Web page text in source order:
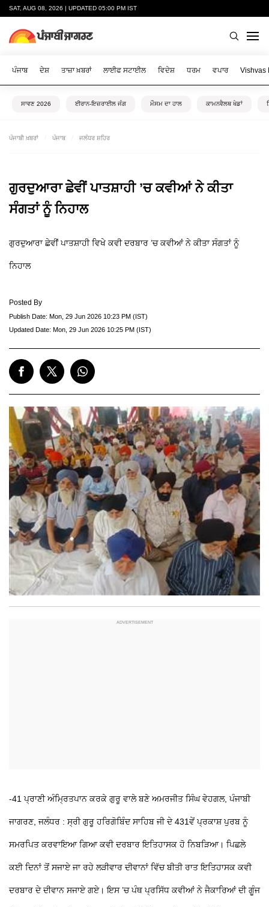
SAT, AUG 08, 2026 | UPDATED 05:00 PM IST
ਪੰਜਾਬ ਦੇਸ਼ ਤਾਜ਼ਾ ਖ਼ਬਰਾਂ ਲਾਈਫ ਸਟਾਈਲ ਵਿਦੇਸ਼ ਧਰਮ ਵਪਾਰ Vishvas
ਸਾਵਣ 2026 ਈਰਾਨ-ਇਜ਼ਰਾਈਲ ਜੰਗ ਮੌਸਮ ਦਾ ਹਾਲ ਕਾਮਨਵੈਲਥ ਖੇਡਾਂ
ਪੰਜਾਬੀ ਖ਼ਬਰਾਂ ਪੰਜਾਬ ਜਲੰਧਰ ਸ਼ਹਿਰ
ਗੁਰਦੁਆਰਾ ਛੇਵੀਂ ਪਾਤਸ਼ਾਹੀ ’ਚ ਕਵੀਆਂ ਨੇ ਕੀਤਾ
ਸੰਗਤਾਂ ਨੂੰ ਨਿਹਾਲ
ਗੁਰਦੁਆਰਾ ਛੇਵੀਂ ਪਾਤਸ਼ਾਹੀ ਵਿਖੇ ਕਵੀ ਦਰਬਾਰ ’ਚ ਕਵੀਆਂ ਨੇ ਕੀਤਾ ਸੰਗਤਾਂ ਨੂੰ
ਨਿਹਾਲ
Posted By
Publish Date: Mon, 29 Jun 2026 10:23 PM (IST)
Updated Date: Mon, 29 Jun 2026 10:25 PM (IST)
-41 ਪ੍ਰਾਣੀ ਅੰਮ੍ਰਿਤਪਾਨ ਕਰਕੇ ਗੁਰੂ ਵਾਲੇ ਬਣੇਅਮਰਜੀਤ ਸਿੰਘ ਵੇਹਗਲ, ਪੰਜਾਬੀ
ਜਾਗਰਣ, ਜਲੰਧਰ : ਸ੍ਰੀ ਗੁਰੂ ਹਰਿਗੋਬਿੰਦ ਸਾਹਿਬ ਜੀ ਦੇ 431ਵੇਂ ਪ੍ਰਕਾਸ਼ ਪੁਰਬ ਨੂੰ
ਸਮਰਪਿਤ ਕਰਵਾਇਆ ਗਿਆ ਕਵੀ ਦਰਬਾਰ ਇਤਿਹਾਸਕ ਹੋ ਨਿਬੜਿਆ। ਪਿਛਲੇ
ਕਈ ਦਿਨਾਂ ਤੋਂ ਸਜਾਏ ਜਾ ਰਹੇ ਲੜੀਵਾਰ ਦੀਵਾਨਾਂ ਵਿੱਚ ਬੀਤੀ ਰਾਤ ਇਤਿਹਾਸਕ ਕਵੀ
ਦਰਬਾਰ ਦੇ ਦੀਵਾਨ ਸਜਾਏ ਗਏ। ਇਸ ’ਚ ਪੰਥ ਪ੍ਰਸਿੱਧ ਕਵੀਆਂ ਨੇ ਜੈਕਾਰਿਆਂ ਦੀ ਗੂੰਜ